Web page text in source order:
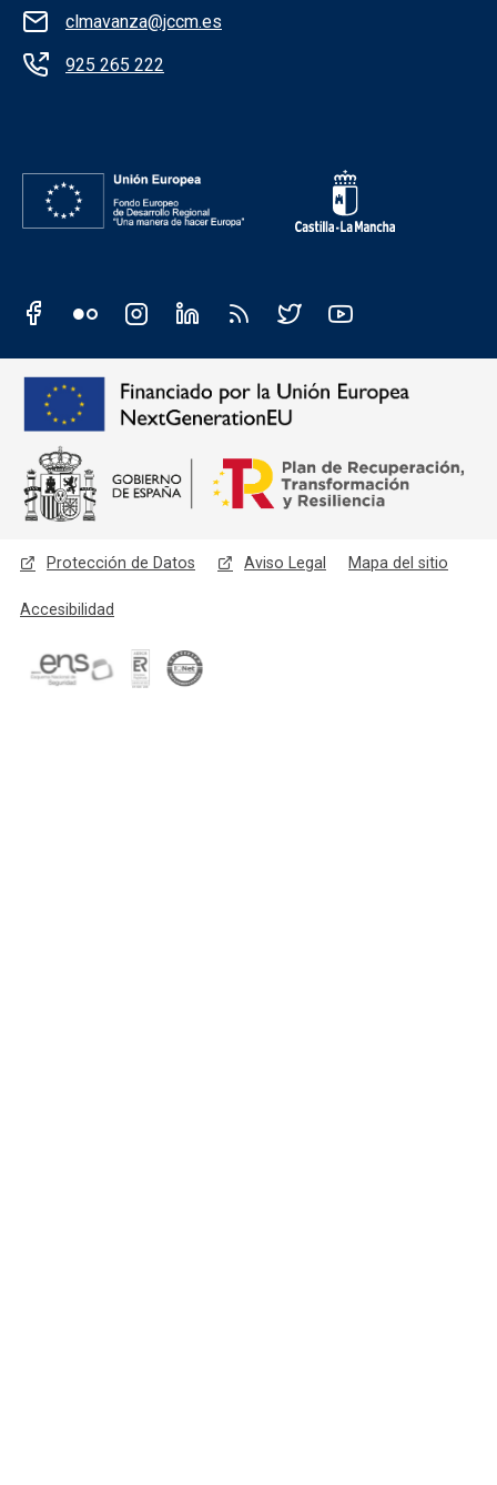
clmavanza@jccm.es
925 265 222
Redes sociales JCCM
Menú legal
Protección de Datos Aviso Legal Mapa del sitio
Accesibilidad